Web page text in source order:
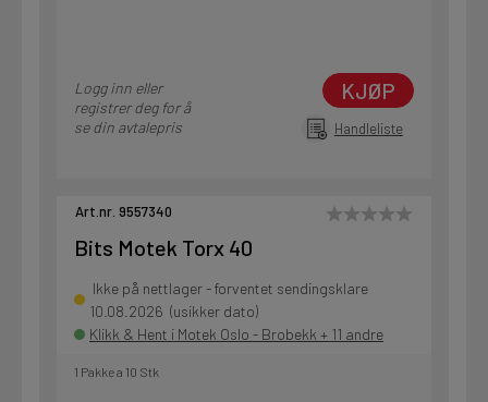
Logg inn eller
registrer deg for å
se din avtalepris
KJØP
Handleliste
Art.nr. 9557340
Bits Motek Torx 40
Ikke på nettlager - forventet sendingsklare
10.08.2026 (usikker dato)
Klikk & Hent i Motek Oslo - Brobekk + 11 andre
1 Pakke a 10 Stk